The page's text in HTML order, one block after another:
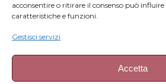
acconsentire o ritirare il consenso può
caratteristiche e funzioni.
Gestisci servizi
Accetta
LinkedinBarbara D’Angelo